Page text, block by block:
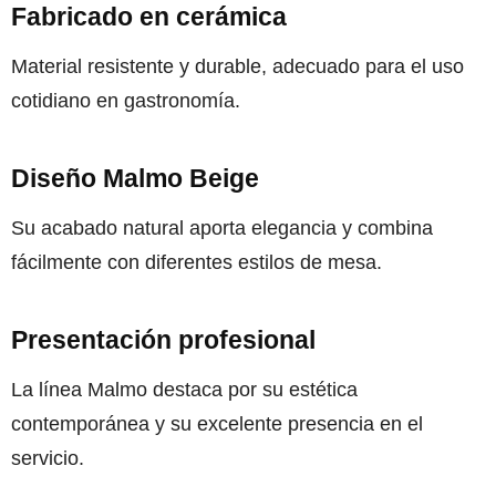
Fabricado en cerámica
Material resistente y durable, adecuado para el uso
cotidiano en gastronomía.
Diseño Malmo Beige
Su acabado natural aporta elegancia y combina
fácilmente con diferentes estilos de mesa.
Presentación profesional
La línea Malmo destaca por su estética
contemporánea y su excelente presencia en el
servicio.